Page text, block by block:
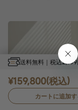
送料無料｜税込2,999
¥159,800(税込)
カートに追加す